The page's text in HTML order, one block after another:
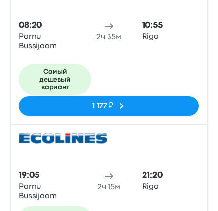
08:20
Parnu
Bussijaam
2ч 35м
10:55
Riga
Самый
дешевый
вариант
1 177 ₽
19:05
Parnu
Bussijaam
2ч 15м
21:20
Riga